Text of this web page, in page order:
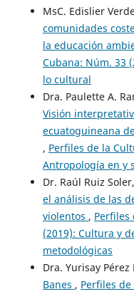
MsC. Edislier
comunidades
la educación
Cubana: Núm. 33
lo cultural
Dra. Paulette A.
Visión
ecuatoguineana
, Perfiles de la
Antropología en y
Dr. Raúl Ruiz Soler,
el análisis de las
violentos , Perfiles
(2019): Cultura y
metodológicas
Dra. Yurisay Pérez
Banes , Perfiles